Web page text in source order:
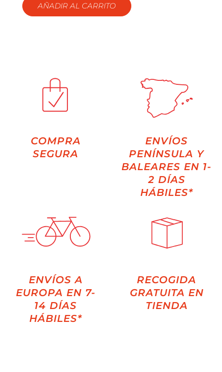
AÑADIR AL CARRITO
COMPRA
SEGURA
ENVÍOS
PENÍNSULA Y
BALEARES EN 1-
2 DÍAS
HÁBILES*
ENVÍOS A
EUROPA EN 7-
14 DÍAS
HÁBILES*
RECOGIDA
GRATUITA EN
TIENDA